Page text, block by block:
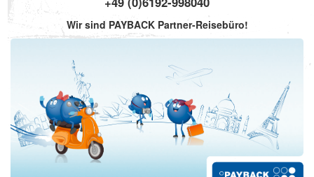
Wir sind PAYBACK Partner-Reisebüro!